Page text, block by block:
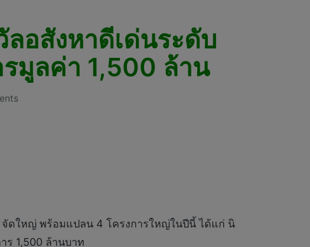
ลอสังหาดีเด่นระดับ
มูลค่า 1,500 ล้าน
จัดใหญ่ พร้อมแปลน 4 โครงการใหญ่ในปีนี้ ได้แก่ นิ
ร 1,500 ล้านบาท